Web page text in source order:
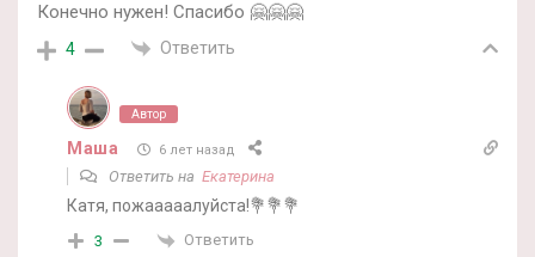
Конечно нужен! Спасибо 🤗🤗🤗
4 Ответить
Автор
Маша 6 лет назад
Ответить на Екатерина
Катя, пожааааалуйста!💐💐💐
3 Ответить